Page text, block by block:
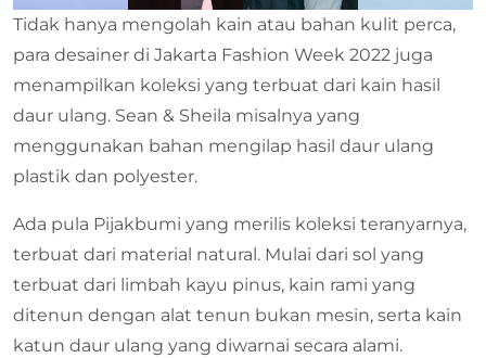
Tidak hanya mengolah kain atau bahan kulit perca,
para desainer di Jakarta Fashion Week 2022 juga
menampilkan koleksi yang terbuat dari kain hasil
daur ulang. Sean & Sheila misalnya yang
menggunakan bahan mengilap hasil daur ulang
plastik dan polyester.
Ada pula Pijakbumi yang merilis koleksi teranyarnya,
terbuat dari material natural. Mulai dari sol yang
terbuat dari limbah kayu pinus, kain rami yang
ditenun dengan alat tenun bukan mesin, serta kain
katun daur ulang yang diwarnai secara alami.